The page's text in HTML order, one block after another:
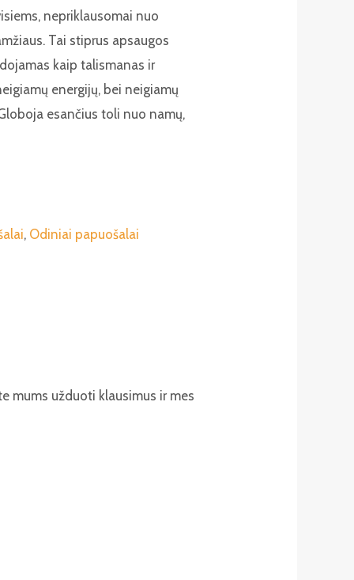
nepriklausomai nuo
Tai stiprus apsaugos
kaip talismanas ir
energijų, bei neigiamų
esančius toli nuo namų,
, Odiniai papuošalai
mums užduoti klausimus ir mes